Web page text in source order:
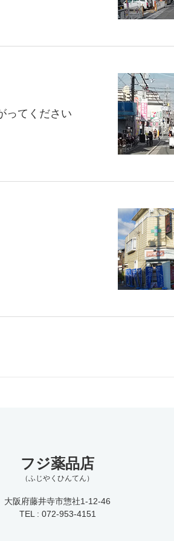
ってください
フジ薬品店
（ふじやくひんてん）
大阪府藤井寺市惣社1-12-46
TEL : 072-953-4151